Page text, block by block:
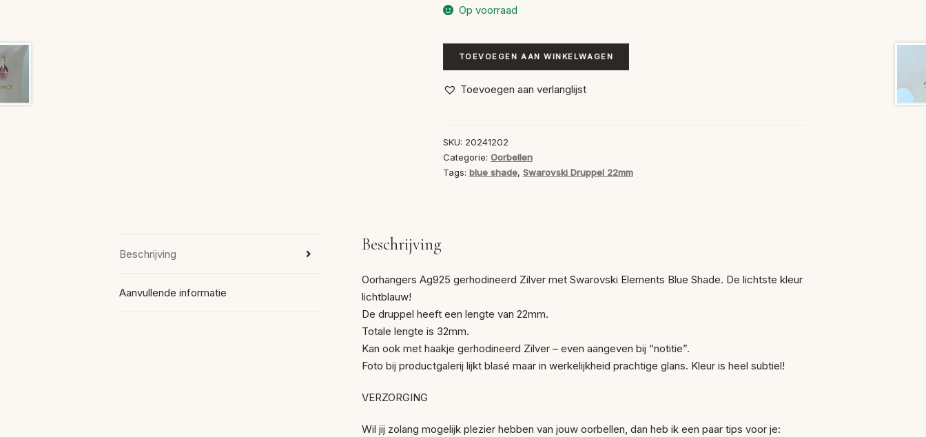
Op voorraad
Swarovski
Oorbellen
Druppel
22mm
aantal
TOEVOEGEN AAN WINKELWAGEN
Toevoegen aan verlanglijst
SKU: 20241202
Categorie: Oorbellen
Tags: blue shade, Swarovski Druppel 22mm
Beschrijving
Aanvullende informatie
Beschrijving
Oorhangers Ag925 gerhodineerd Zilver met Swarovski Elements Blue Shade. De lichtste kleur
lichtblauw!
De druppel heeft een lengte van 22mm.
Totale lengte is 32mm.
Kan ook met haakje gerhodineerd Zilver – even aangeven bij “notitie”.
Foto bij productgalerij lijkt blasé maar in werkelijkheid prachtige glans. Kleur is heel subtiel!
VERZORGING
Wil jij zolang mogelijk plezier hebben van jouw oorbellen, dan heb ik een paar tips voor je: